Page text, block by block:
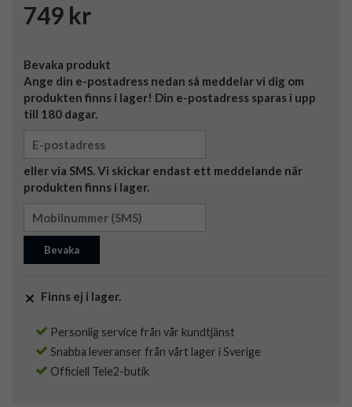
749 kr
Bevaka produkt
Ange din e-postadress nedan så meddelar vi dig om
produkten finns i lager! Din e-postadress sparas i upp
till 180 dagar.
eller via SMS. Vi skickar endast ett meddelande när
produkten finns i lager.
Bevaka
Finns ej i lager.
Personlig service från vår kundtjänst
Snabba leveranser från vårt lager i Sverige
Officiell Tele2-butik